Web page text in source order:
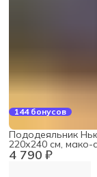
144 бонусов
4 790 ₽
Пододеяльник
220х240 см, мако-